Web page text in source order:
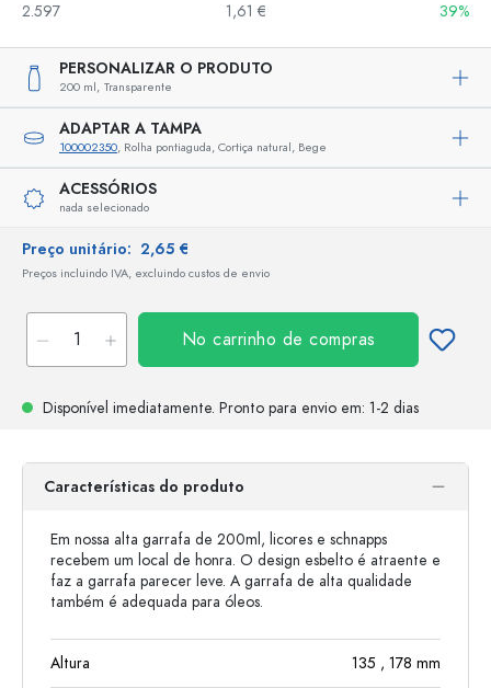
2.597
1,61 € 39%
PERSONALIZAR O PRODUTO
200 ml, Transparente
ADAPTAR A TAMPA
100002350, Rolha pontiaguda, Cortiça natural, Bege
ACESSÓRIOS
nada selecionado
Preço unitário: 2,65 €
Preços incluindo IVA, excluindo custos de envio
No carrinho de compras
Disponível imediatamente. Pronto para envio em: 1-2 dias
Características do produto
Em nossa alta garrafa de 200ml, licores e schnapps
recebem um local de honra. O design esbelto é atraente e
faz a garrafa parecer leve. A garrafa de alta qualidade
também é adequada para óleos.
Altura 135 , 178 mm